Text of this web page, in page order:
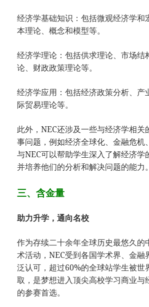
经济学基础知识：包括微观经济学和
本理论、概念和模型等。
经济学理论：包括供求理论、市场结
论、财政政策理论等。
经济学应用：包括经济政策分析、产
际贸易理论等。
此外，NEC还涉及一些与经济学相关
事问题，例如经济全球化、金融危机
与NEC可以帮助学生深入了解经济学
并培养他们的分析和解决问题的能力。
三、含金量
助力升学，通向名校
作为存续二十余年全球历史最悠久的
术活动，NEC受到各国学术界、金融
泛认可，超过60%的全球站学生被世
取，是梦想进入顶尖高校学习商业与
的参赛首选。